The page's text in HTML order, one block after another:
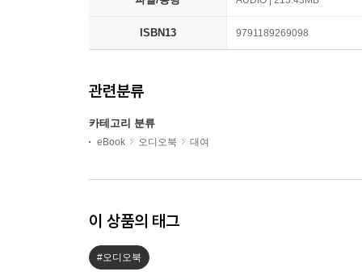
ISBN13 9791189269098
관련분류
카테고리 분류
eBook 오디오북 대여
이 상품의 태그
#오디오북